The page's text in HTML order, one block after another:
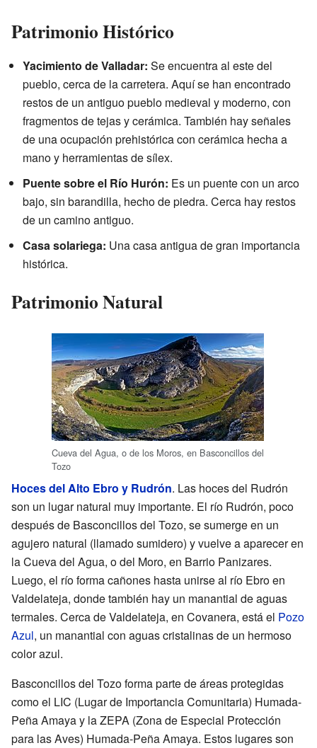
Patrimonio Histórico
Yacimiento de Valladar: Se encuentra al este del
pueblo, cerca de la carretera. Aquí se han encontrado
restos de un antiguo pueblo medieval y moderno, con
fragmentos de tejas y cerámica. También hay señales
de una ocupación prehistórica con cerámica hecha a
mano y herramientas de sílex.
Puente sobre el Río Hurón: Es un puente con un arco
bajo, sin barandilla, hecho de piedra. Cerca hay restos
de un camino antiguo.
Casa solariega: Una casa antigua de gran importancia
histórica.
Patrimonio Natural
Cueva del Agua, o de los Moros, en Basconcillos del
Tozo
Hoces del Alto Ebro y Rudrón. Las hoces del Rudrón
son un lugar natural muy importante. El río Rudrón, poco
después de Basconcillos del Tozo, se sumerge en un
agujero natural (llamado sumidero) y vuelve a aparecer en
la Cueva del Agua, o del Moro, en Barrio Panizares.
Luego, el río forma cañones hasta unirse al río Ebro en
Valdelateja, donde también hay un manantial de aguas
termales. Cerca de Valdelateja, en Covanera, está el Pozo
Azul, un manantial con aguas cristalinas de un hermoso
color azul.
Basconcillos del Tozo forma parte de áreas protegidas
como el LIC (Lugar de Importancia Comunitaria) Humada-
Peña Amaya y la ZEPA (Zona de Especial Protección
para las Aves) Humada-Peña Amaya. Estos lugares son